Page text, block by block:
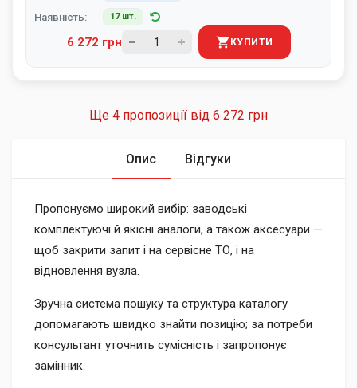
Наявність: 17 шт.
6 272 грн КУПИТИ
Ще 4 пропозиції від 6 272 грн
Опис Відгуки
Пропонуємо широкий вибір: заводські
комплектуючі й якісні аналоги, а також аксесуари —
щоб закрити запит і на сервісне ТО, і на
відновлення вузла.
Зручна система пошуку та структура каталогу
допомагають швидко знайти позицію; за потреби
консультант уточнить сумісність і запропонує
замінник.